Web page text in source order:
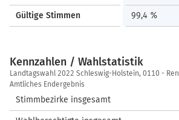
Gültige Stimmen 99,4 %
Kennzahlen / Wahlstatistik
Kennzahlen
/
Wahlstatistik
Landtagswahl 2022 Schleswig-Holstein, 0110 -
Amtliches Endergebnis
Stimmbezirke insgesamt